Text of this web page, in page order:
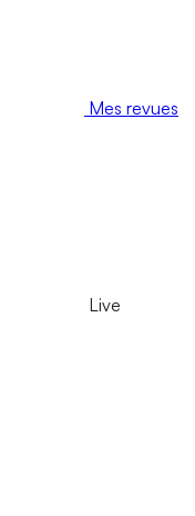
Mes revues
Live